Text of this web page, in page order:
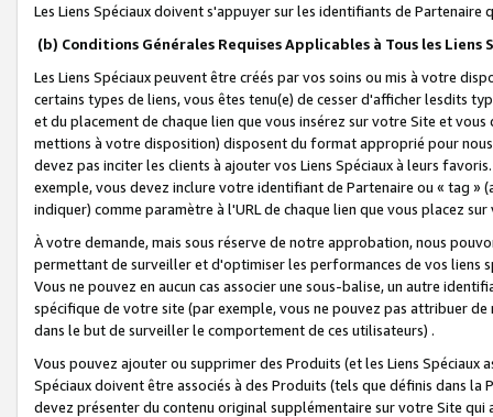
Les Liens Spéciaux doivent s'appuyer sur les identifiants de Partenaire
(b) Conditions Générales Requises Applicables à Tous les Liens
Les Liens Spéciaux peuvent être créés par vos soins ou mis à votre
certains types de liens, vous êtes tenu(e) de cesser d'afficher lesdits
et du placement de chaque lien que vous insérez sur votre Site et
mettions à votre disposition) disposent du format approprié pour
devez pas inciter les clients à ajouter vos Liens Spéciaux à leurs
exemple, vous devez inclure votre identifiant de Partenaire ou « tag
indiquer) comme paramètre à l'URL de chaque lien que vous placez
À votre demande, mais sous réserve de notre approbation, nous
permettant de surveiller et d'optimiser les performances de vos liens
Vous ne pouvez en aucun cas associer une sous-balise, un autre
spécifique de votre site (par exemple, vous ne pouvez pas attribuer
dans le but de surveiller le comportement de ces utilisateurs) .
Vous pouvez ajouter ou supprimer des Produits (et les Liens
Spéciaux doivent être associés à des Produits (tels que définis dans
devez présenter du contenu original supplémentaire sur votre Site qui